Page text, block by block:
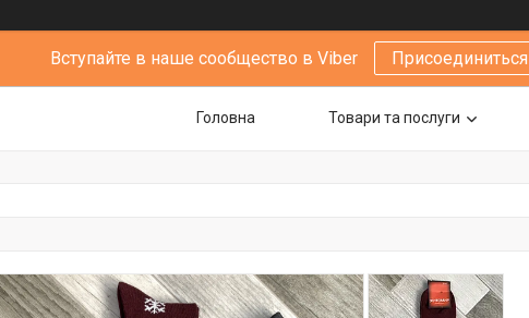
Вступайте в наше сообщество в Viber Присоединиться
Головна Товари та послуги